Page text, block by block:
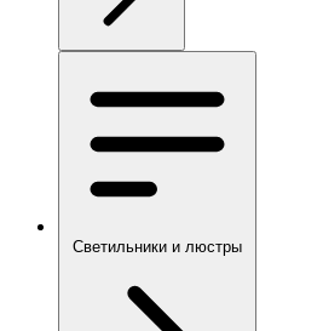
Светильники и люстры